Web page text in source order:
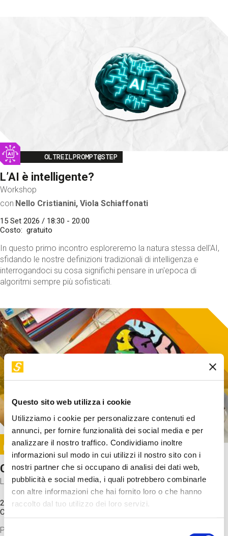
Questo sito web utilizza i cookie
Utilizziamo i cookie per personalizzare contenuti ed
annunci, per fornire funzionalità dei social media e per
analizzare il nostro traffico. Condividiamo inoltre
informazioni sul modo in cui utilizzi il nostro sito con i
nostri partner che si occupano di analisi dei dati web,
pubblicità e social media, i quali potrebbero combinarle
con altre informazioni che hai fornito loro o che hanno
raccolto dal tuo utilizzo dei loro servizi.
Selezione
Image
OLTREILPROMPT@STEP
L’AI è intelligente?
Workshop
con Nello Cristianini, Viola Schiaffonati
15 Set 2026 / 18:30 - 20:00
Costo
gratuito
In questo primo incontro esploreremo la natura stessa dell'AI,
sfidando le nostre definizioni tradizionali di intelligenza e
interrogandoci su cosa significhi pensare in un'epoca di
algoritmi sempre più sofisticati.
Image
SUNDAY@STEP
Come funziona il cervello?
Laboratorio
20 Set 2026 / 11:15 - 13:00
Costo
Proveremo a costruire un cervello in cartoncino cercando di